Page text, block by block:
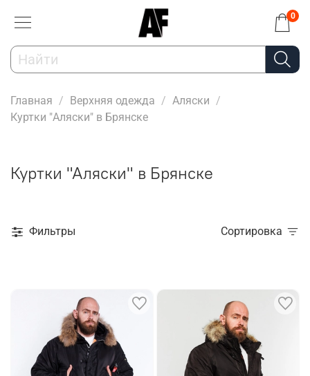
0
Главная Верхняя одежда
Аляски
Куртки "Аляски" в Брянске
Куртки "Аляски" в Брянске
Фильтры Сортировка